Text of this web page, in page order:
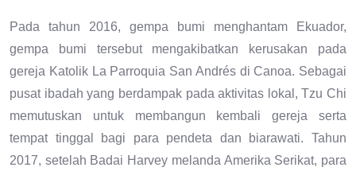
Pada tahun 2016, gempa bumi menghantam Ekuador,
gempa bumi tersebut mengakibatkan kerusakan pada
gereja Katolik La Parroquia San Andrés di Canoa. Sebagai
pusat ibadah yang berdampak pada aktivitas lokal, Tzu Chi
memutuskan untuk membangun kembali gereja serta
tempat tinggal bagi para pendeta dan biarawati. Tahun
2017, setelah Badai Harvey melanda Amerika Serikat, para